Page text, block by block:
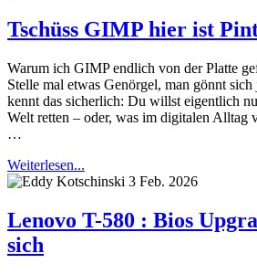
Tschüss GIMP hier ist
Warum ich GIMP endlich von der Platte
Stelle mal etwas Genörgel, man gönnt
kennt das sicherlich: Du willst eigentlich
Welt retten – oder, was im digitalen Alltag
…
Weiterlesen...
3 Feb. 2026
Lenovo T-580 : Bios
sich